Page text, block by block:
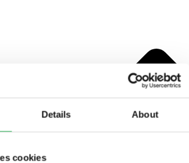
Details About
cookies